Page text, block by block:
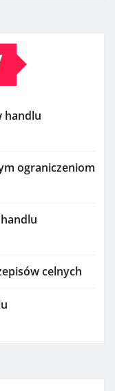
handlu
ograniczeniom
celnych